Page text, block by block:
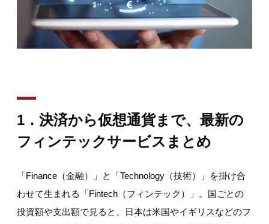
1．決済から仮想通貨まで、最新の
フィンテックサービスまとめ
「Finance（金融）」と「Technology（技術）」を掛け合
わせて生まれる「Fintech（フィンテック）」。国ごとの
投資額や支出額で見ると、日本は米国やイギリスなどのフ